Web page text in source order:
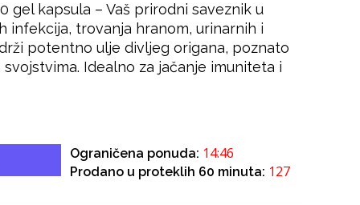
gel kapsula – Vaš prirodni saveznik u
infekcija, trovanja hranom, urinarnih i
potentno ulje divljeg origana, poznato
Idealno za jačanje imuniteta i
Ograničena ponuda: 14:46
Prodano u proteklih 60 minuta: 127